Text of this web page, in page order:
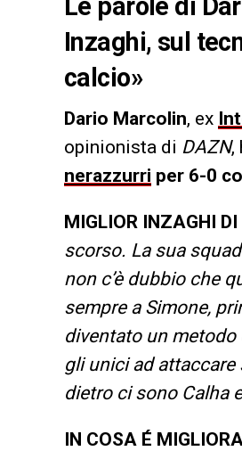
Inzaghi, sul
calcio»
Dario Marcolin, ex
opinionista di DAZN,
nerazzurri per 6-0
MIGLIOR INZAGHI DI
scorso. La sua
non c’è dubbio che
sempre a Simone,
diventato un
gli unici ad attaccare
dietro ci sono Calha
IN COSA É